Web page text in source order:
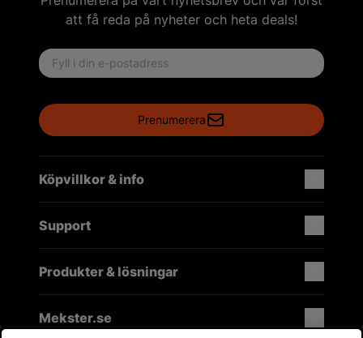
att få reda på nyheter och heta deals!
Email address
Prenumerera
Köpvillkor & info
Support
Produkter & lösningar
Mekster.se